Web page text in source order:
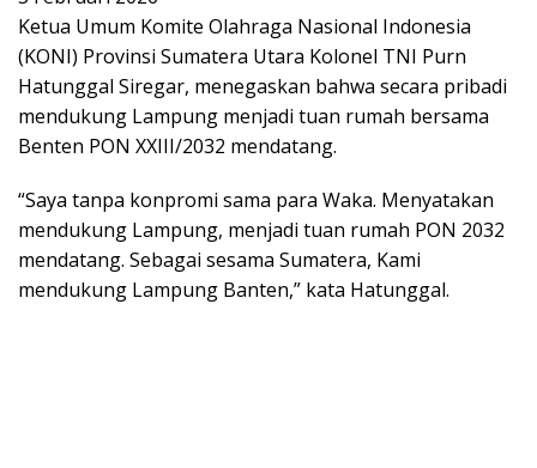
Ketua Umum Komite Olahraga Nasional Indonesia
(KONI) Provinsi Sumatera Utara Kolonel TNI Purn
Hatunggal Siregar, menegaskan bahwa secara pribadi
mendukung Lampung menjadi tuan rumah bersama
Benten PON XXIII/2032 mendatang.
“Saya tanpa konpromi sama para Waka. Menyatakan
mendukung Lampung, menjadi tuan rumah PON 2032
mendatang. Sebagai sesama Sumatera, Kami
mendukung Lampung Banten,” kata Hatunggal.